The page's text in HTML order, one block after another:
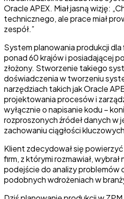
Oracle APEX. Miał jasną wizję:
technicznego, ale prace miał
zespół.”
System planowania produkcji
ponad 60 krajów i posiadającej
złożony. Stworzenie takiego
doświadczenia w tworzeniu
narzędziach takich jak Oracle
projektowania procesów i
wyłącznie o napisanie kodu –
rozproszonych źródeł danych w
zachowaniu ciągłości
Klient zdecydował się
firm, z którymi rozmawiał,
podejście do analizy problemów
podobnych wdrożeniach w